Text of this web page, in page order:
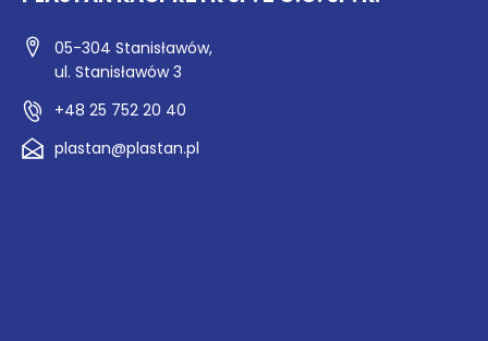
05-304 Stanisławów,
ul. Stanisławów 3
+48 25 752 20 40
plastan@plastan.pl